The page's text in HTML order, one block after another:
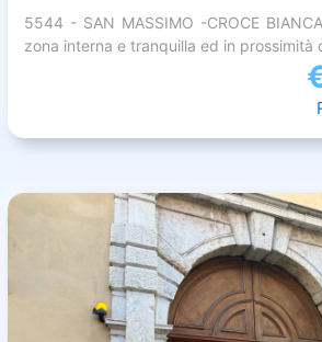
5544 - SAN MASSIMO -CROCE
zona interna e tranquilla ed in prossimità